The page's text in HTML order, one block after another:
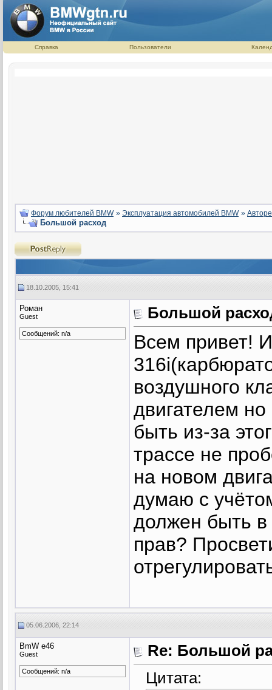
Справка Пользователи
Форум любителей BMW » Эксплуатация автомобилей BMW »
Большой расход
18.10.2005, 15:41
Роман
Guest
Сообщений: n/a
Большой
Всем привет!
воздушного
двигателем
быть из-за
трассе не
на новом
думаю с
должен быть
прав?
05.06.2006, 22:14
BmW e46
Guest
Сообщений: n/a
Re: Большой
Цитата: